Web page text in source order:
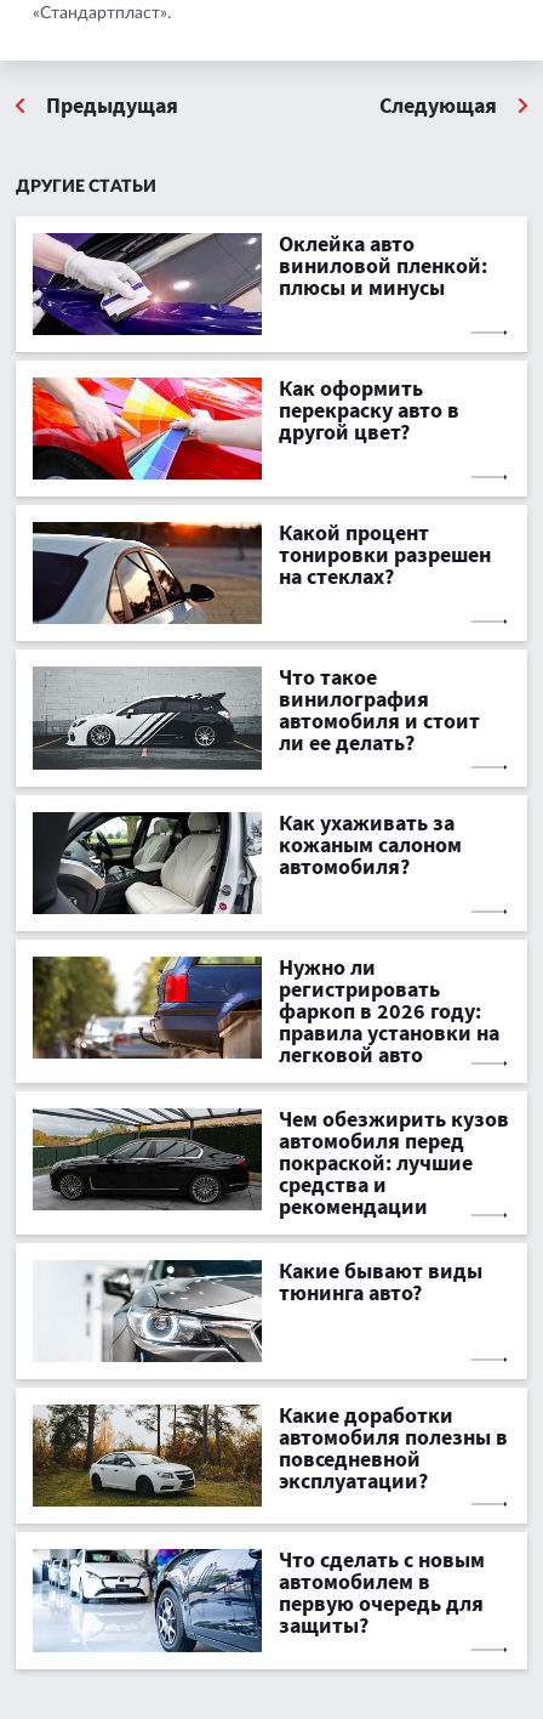
ДРУГИЕ СТАТЬИ
Оклейка авто
виниловой пленкой:
плюсы и минусы
Как оформить
перекраску авто в
другой цвет?
Какой процент
тонировки разрешен
на стеклах?
Что такое
винилография
автомобиля и стоит
ли ее делать?
Как ухаживать за
кожаным салоном
автомобиля?
Нужно ли
регистрировать
фаркоп в 2026 году:
правила установки на
легковой авто
Чем обезжирить кузов
автомобиля перед
покраской: лучшие
средства и
рекомендации
Какие бывают виды
тюнинга авто?
Какие доработки
автомобиля полезны в
повседневной
эксплуатации?
Что сделать с новым
автомобилем в
первую очередь для
защиты?
«Стандартпласт».
Предыдущая Следующая